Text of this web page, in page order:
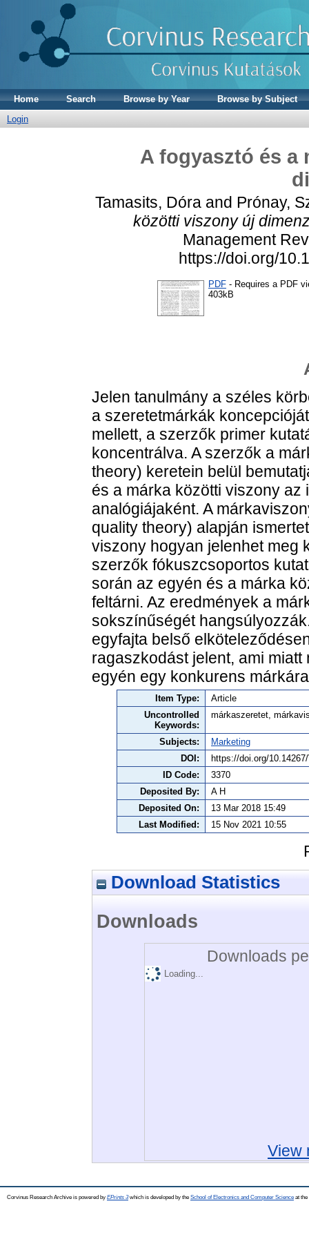
Home Search Browse by Year
Browse by Subject
Login
A fogyasztó és a
Tamasits, Dóraand Prónay,
közötti viszony új
Management
https://doi.org/
PDF - Requires a PDF
403kB
Jelen tanulmány a széles
a szeretetmárkák
mellett, a szerzők primer
koncentrálva. A szerzők a
theory) keretein belül
és a márka közötti viszony
analógiájaként. A
quality theory) alapján
viszony hogyan jelenhet meg
szerzők fókuszcsoportos
során az egyén és a márka
feltárni. Az eredmények a
sokszínűségét
egyfajta belső
ragaszkodást jelent, ami miatt
egyén egy konkurens
Item Type:
Article
Uncontrolled
Keywords:
márkaszeretet,
Subjects:
Marketing
DOI:
https://doi.org/
ID Code:
3370
Deposited By:
A H
Deposited On:
13 Mar 2018 15:49
Last Modified:
15 Nov 2021 10:55
Download Statistics
Downloads
Downloads
Loading...
View
Corvinus Research Archive is powered by EPrints 3which is developed by the School of Electronics and Computer Science at